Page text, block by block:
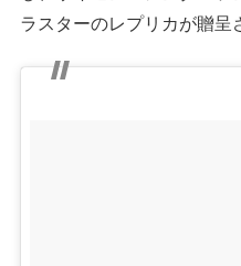
ラスターのレプリカが贈呈